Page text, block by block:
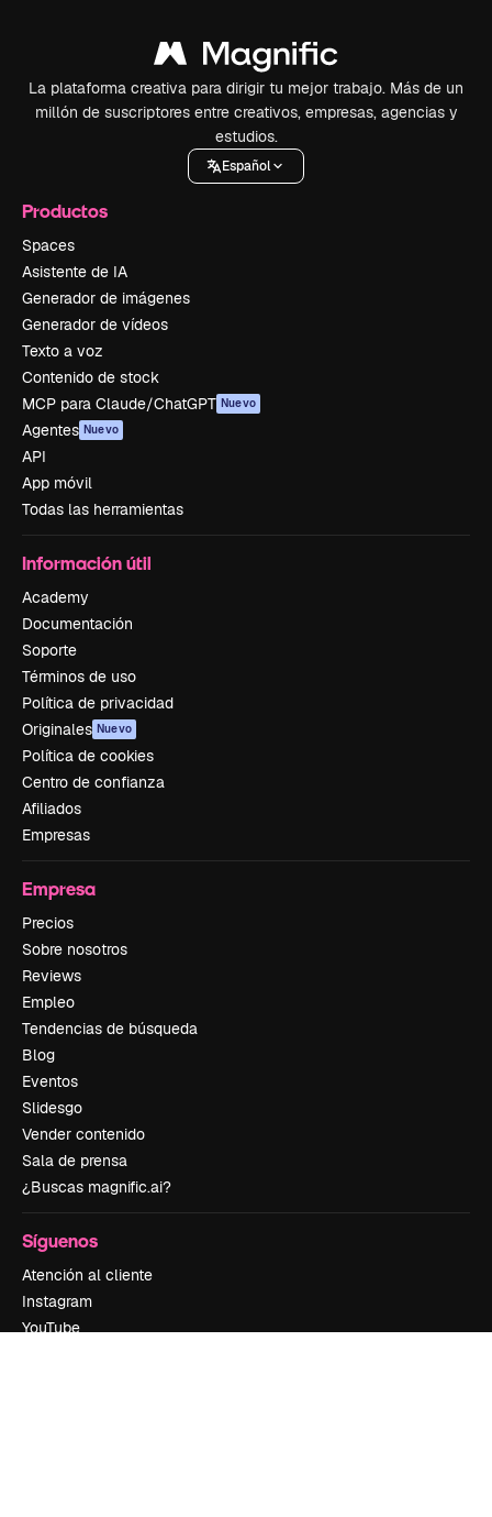
La plataforma creativa para dirigir tu mejor trabajo. Más de un
millón de suscriptores entre creativos, empresas, agencias y
estudios.
Español
Productos
Spaces
Asistente de IA
Generador de imágenes
Generador de vídeos
Texto a voz
Contenido de stock
MCP para Claude/ChatGPT Nuevo
Agentes Nuevo
API
App móvil
Todas las herramientas
Información útil
Academy
Documentación
Soporte
Términos de uso
Política de privacidad
Originales Nuevo
Política de cookies
Centro de confianza
Afiliados
Empresas
Empresa
Precios
Sobre nosotros
Reviews
Empleo
Tendencias de búsqueda
Blog
Eventos
Slidesgo
Vender contenido
Sala de prensa
¿Buscas magnific.ai?
Síguenos
Atención al cliente
Instagram
YouTube